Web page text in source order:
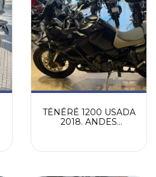
TÉNÉRÉ 1200 USADA
2018. ANDES